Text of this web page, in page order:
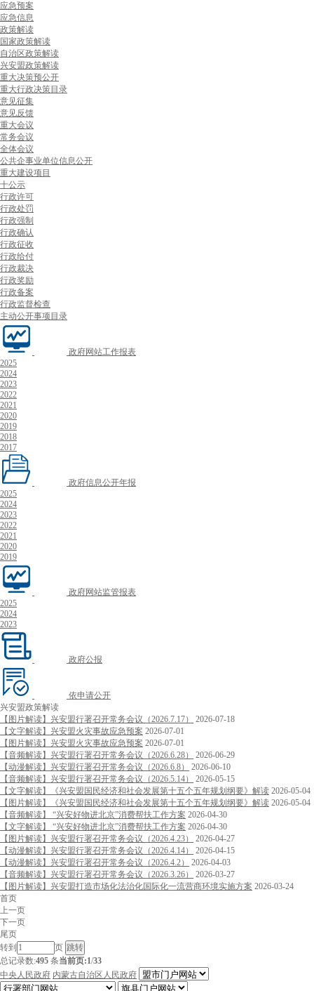
应急预案
应急信息
政策解读
国家政策解读
自治区政策解读
兴安盟政策解读
重大决策预公开
重大行政决策目录
意见征集
意见反馈
重大会议
常务会议
全体会议
公共企事业单位信息公开
重大建设项目
十公示
行政许可
行政处罚
行政强制
行政确认
行政征收
行政给付
行政裁决
行政奖励
行政备案
行政监督检查
主动公开事项目录
政府网站工作报表
2025
2024
2023
2022
2021
2020
2019
2018
2017
政府信息公开年报
2025
2024
2023
2022
2021
2020
2019
政府网站监管报表
2025
2024
2023
政府公报
依申请公开
兴安盟政策解读
【图片解读】兴安盟行署召开常务会议（2026.7.17）
2026-07-18
【文字解读】兴安盟火灾事故应急预案 2026-07-01
【图片解读】兴安盟火灾事故应急预案 2026-07-01
【音频解读】兴安盟行署召开常务会议（2026.6.28）
2026-06-29
【动漫解读】兴安盟行署召开常务会议（2026.6.8）
2026-06-10
【音频解读】兴安盟行署召开常务会议（2026.5.14）
2026-05-15
【文字解读】《兴安盟国民经济和社会发展第十五个五年规划纲要》解读 2026-05-04
【图片解读】《兴安盟国民经济和社会发展第十五个五年规划纲要》解读 2026-05-04
【音频解读】 “兴安好物进北京”消费帮扶工作方案 2026-04-30
【文字解读】 “兴安好物进北京”消费帮扶工作方案 2026-04-30
【图片解读】兴安盟行署召开常务会议（2026.4.23）
2026-04-27
【动漫解读】兴安盟行署召开常务会议（2026.4.14）
2026-04-15
【动漫解读】兴安盟行署召开常务会议（2026.4.2）
2026-04-03
【音频解读】兴安盟行署召开常务会议（2026.3.26）
2026-03-27
【图片解读】兴安盟打造市场化法治化国际化一流营商环境实施方案 2026-03-24
首页
上一页
下一页
尾页
转到
页
总记录数:495 条当前页:1/33
中央人民政府 内蒙古自治区人民政府